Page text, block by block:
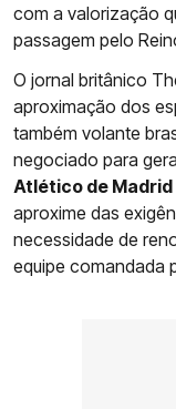
com a valorização
passagem pelo
O jornal britânico
aproximação dos
também volante
negociado para
Atlético de
aproxime das
necessidade de
equipe comandada